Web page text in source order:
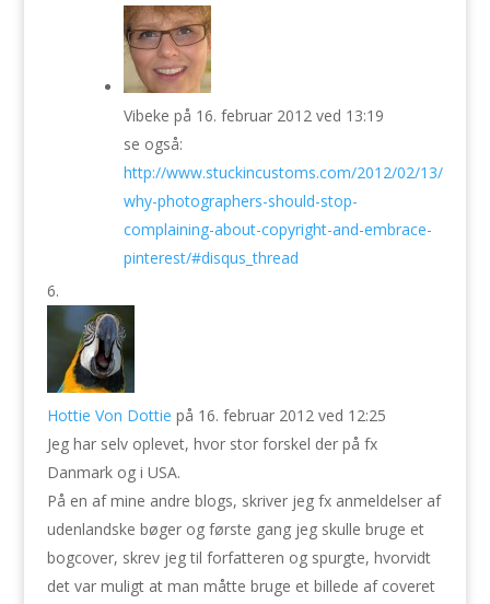
Vibeke på 16. februar 2012 ved 13:19
se også:
http://www.stuckincustoms.com/2012/02/13/
why-photographers-should-stop-
complaining-about-copyright-and-embrace-
pinterest/#disqus_thread
Hottie Von Dottie på 16. februar 2012 ved 12:25
Jeg har selv oplevet, hvor stor forskel der på fx
Danmark og i USA.
På en af mine andre blogs, skriver jeg fx anmeldelser af
udenlandske bøger og første gang jeg skulle bruge et
bogcover, skrev jeg til forfatteren og spurgte, hvorvidt
det var muligt at man måtte bruge et billede af coveret